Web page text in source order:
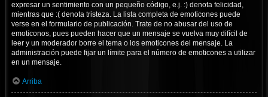
expresar un sentimiento con un pequeño código, e.j. :) denota felicidad,
mientras que :( denota tristeza. La lista completa de emoticones puede
verse en el formulario de publicación. Trate de no abusar del uso de
emoticonos, pues pueden hacer que un mensaje se vuelva muy difícil de
leer y un moderador borre el tema o los emoticones del mensaje. La
administración puede fijar un límite para el número de emoticones a utilizar
en un mensaje.
Arriba